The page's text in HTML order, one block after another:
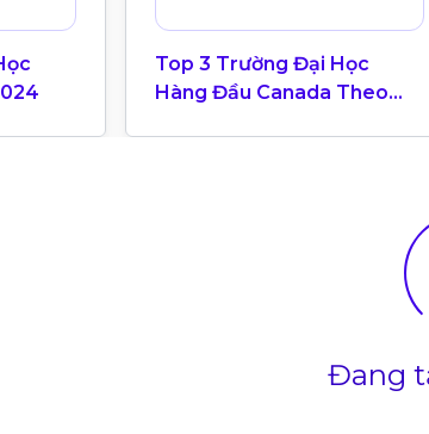
Top 3 Trường Đại Học
Hàng Đầu Canada Theo
Đang